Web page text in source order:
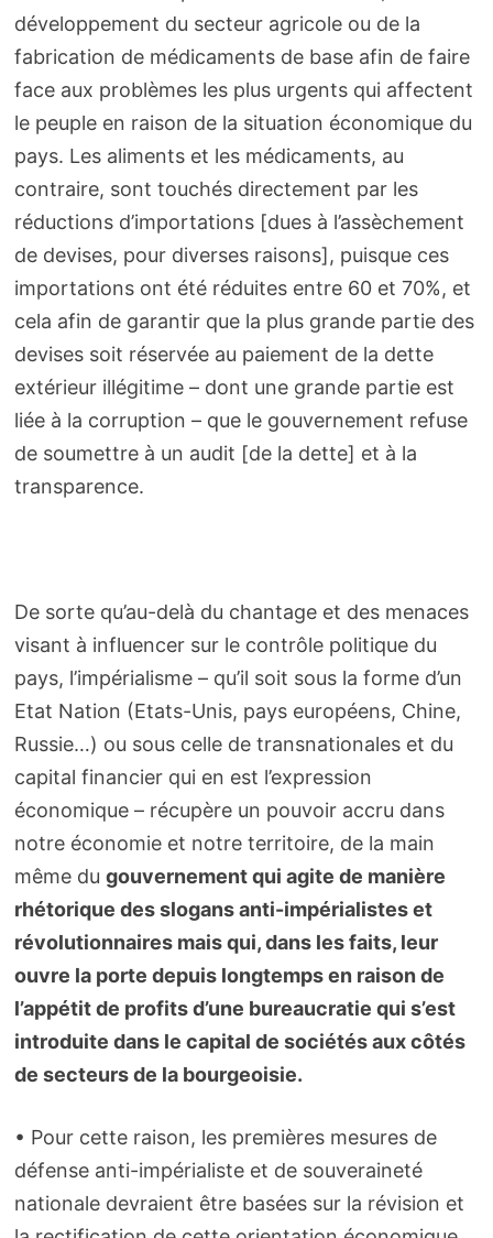
développement du secteur agricole ou de la
fabrication de médicaments de base afin de faire
face aux problèmes les plus urgents qui affectent
le peuple en raison de la situation économique du
pays. Les aliments et les médicaments, au
contraire, sont touchés directement par les
réductions d’importations [dues à l’assèchement
de devises, pour diverses raisons], puisque ces
importations ont été réduites entre 60 et 70%, et
cela afin de garantir que la plus grande partie des
devises soit réservée au paiement de la dette
extérieur illégitime – dont une grande partie est
liée à la corruption – que le gouvernement refuse
de soumettre à un audit [de la dette] et à la
transparence.
De sorte qu’au-delà du chantage et des menaces
visant à influencer sur le contrôle politique du
pays, l’impérialisme – qu’il soit sous la forme d’un
Etat Nation (Etats-Unis, pays européens, Chine,
Russie…) ou sous celle de transnationales et du
capital financier qui en est l’expression
économique – récupère un pouvoir accru dans
notre économie et notre territoire, de la main
même du gouvernement qui agite de manière
rhétorique des slogans anti-impérialistes et
révolutionnaires mais qui, dans les faits, leur
ouvre la porte depuis longtemps en raison de
l’appétit de profits d’une bureaucratie qui s’est
introduite dans le capital de sociétés aux côtés
de secteurs de la bourgeoisie.
• Pour cette raison, les premières mesures de
défense anti-impérialiste et de souveraineté
nationale devraient être basées sur la révision et